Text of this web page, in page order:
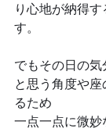
り心地が納得
す。
でもその日の
と思う角度や
るため
一点一点に微妙